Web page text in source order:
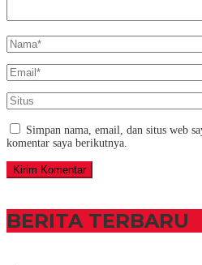
Simpan nama, email, dan situs web
komentar saya berikutnya.
BERITA TERBARU